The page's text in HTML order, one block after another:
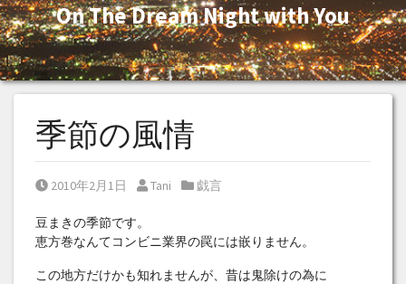
On The Dream Night with You
季節の風情
Posted on
2010年2月1日 Posted by
Tani Posted in
戯言
豆まきの季節です。
恵方巻なんてコンビニ業界の罠には嵌りません。
この地方だけかも知れませんが、昔は鬼除けの為に